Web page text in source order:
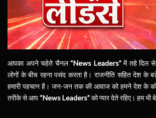
आपका अपने चहेते चैनल “News Leaders”में तहे दिल
लोगों के बीच रहना पसंद करता है। राजनीति सहित देश के
हमारी पहचान है। जन-जन तक की आवाज को हमने देश के
तरीके से आप “News Leaders”को प्यार देते रहिए। हम